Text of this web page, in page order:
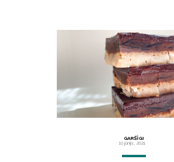
GARŠĪGI
10 jūnijs, 2021